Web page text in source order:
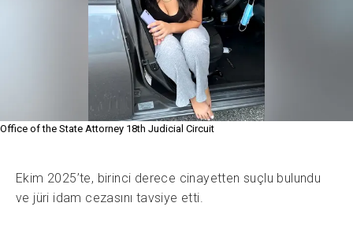
Office of the State Attorney 18th Judicial Circuit
Ekim 2025’te, birinci derece cinayetten suçlu bulundu
ve jüri idam cezasını tavsiye etti.